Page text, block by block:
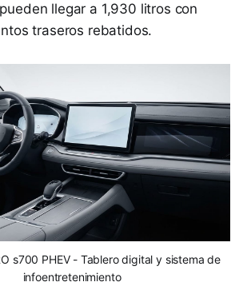
llegar a 1,930 litros con
traseros rebatidos.
s700 PHEV - Tablero digital y sistema de
infoentretenimiento